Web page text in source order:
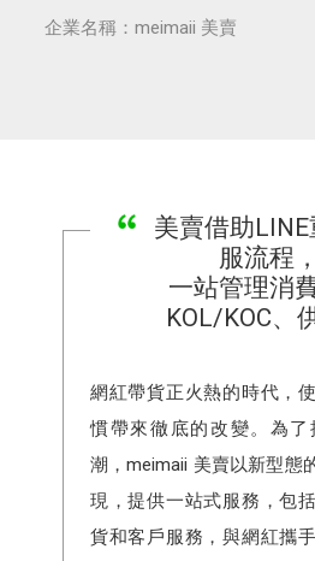
企業名稱：meimaii 美賣
美賣借助
服流程，
一站管理消
KOL/KOC、
網紅帶貨正火熱的時代，
慣帶來徹底的改變。為了
潮，meimaii 美賣以新型態
現，提供一站式服務，包
貨和客戶服務，與網紅攜